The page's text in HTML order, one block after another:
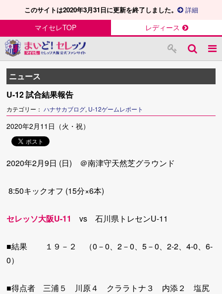
このサイトは2020年3月31日に更新を終了しました。 詳細
マイセレTOP レディース
ニュース
U-12 試合結果報告
カテゴリー：ハナサカブログ, U-12ゲームレポート
2020年2月11日（火・祝）
2020年2月9日 (日) ＠南津守天然芝グラウンド
8:50キックオフ (15分×6本)
セレッソ大阪U-11vs 石川県トレセンU-11
■結果 １９－２ （0－0、2－0、5－0、2-2、4-0、6-
0）
■得点者 三浦５ 川原４ クララトナ３ 内添２ 塩尻